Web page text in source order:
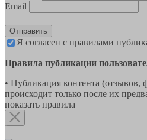
Email
Отправить
Я согласен с правилами
Правила публикации
• Публикация контента (отзывов,
происходит только после их
показать правила